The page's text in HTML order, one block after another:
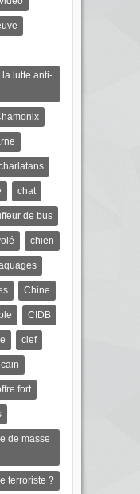
lutte anti-
chat
de bus
chien
Chine
CIDB
clef
fort
de masse
terroriste ?